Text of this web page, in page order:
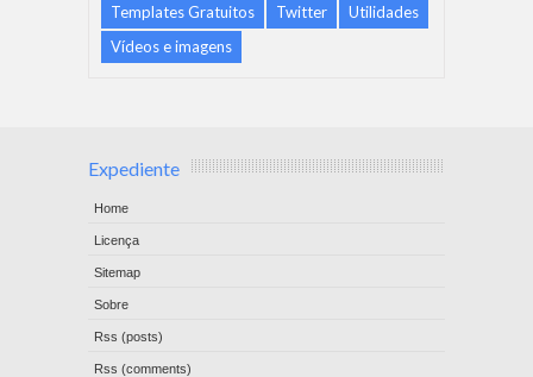
Templates Gratuitos
Twitter
Utilidades
Vídeos e imagens
Expediente
Home
Licença
Sitemap
Sobre
Rss (posts)
Rss (comments)